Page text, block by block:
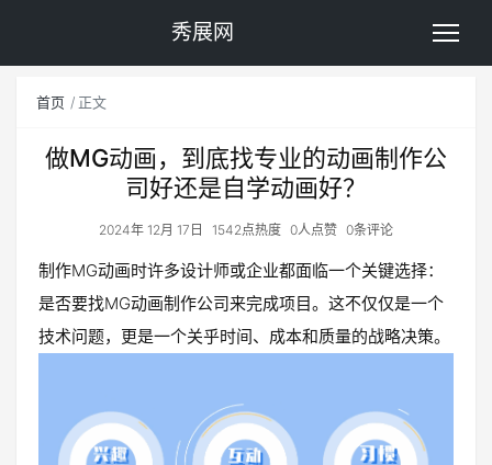
秀展网
首页 正文
做MG动画，到底找专业的动画制作公
司好还是自学动画好？
2024年 12月 17日 1542点热度 0人点赞 0条评论
制作MG动画时许多设计师或企业都面临一个关键选择：
是否要找MG动画制作公司来完成项目。这不仅仅是一个
技术问题，更是一个关乎时间、成本和质量的战略决策。